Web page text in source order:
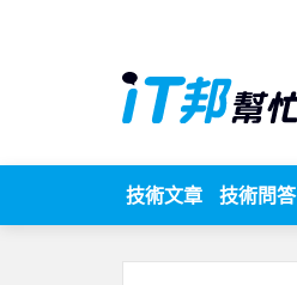
技術文章 技術問答